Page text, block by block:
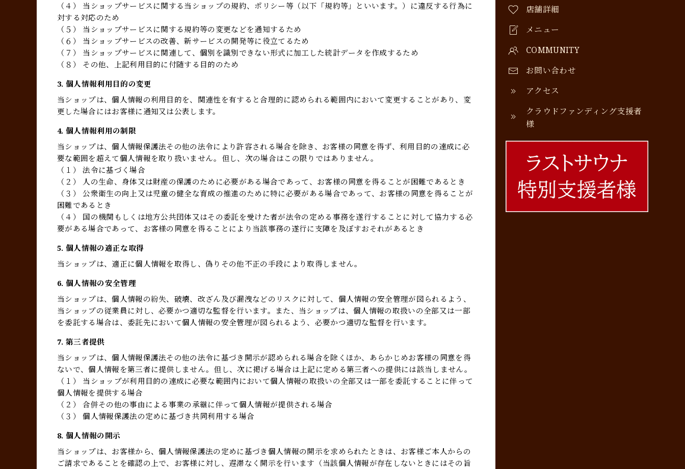
店舗詳細
メニュー
COMMUNITY
お問い合わせ
アクセス
クラウドファンディング支援者
様
（４） 当ショップサービスに関する当ショップの規約、ポリシー等（以下「規約等」といいます。）に違反する行為に
対する対応のため
（５） 当ショップサービスに関する規約等の変更などを通知するため
（６） 当ショップサービスの改善、新サービスの開発等に役立てるため
（７） 当ショップサービスに関連して、個別を識別できない形式に加工した統計データを作成するため
（８） その他、上記利用目的に付随する目的のため
3. 個人情報利用目的の変更
当ショップは、個人情報の利用目的を、関連性を有すると合理的に認められる範囲内において変更することがあり、変
更した場合にはお客様に通知又は公表します。
4. 個人情報利用の制限
当ショップは、個人情報保護法その他の法令により許容される場合を除き、お客様の同意を得ず、利用目的の達成に必
要な範囲を超えて個人情報を取り扱いません。但し、次の場合はこの限りではありません。
（１） 法令に基づく場合
（２） 人の生命、身体又は財産の保護のために必要がある場合であって、お客様の同意を得ることが困難であるとき
（３） 公衆衛生の向上又は児童の健全な育成の推進のために特に必要がある場合であって、お客様の同意を得ることが
困難であるとき
（４） 国の機関もしくは地方公共団体又はその委託を受けた者が法令の定める事務を遂行することに対して協力する必
要がある場合であって、お客様の同意を得ることにより当該事務の遂行に支障を及ぼすおそれがあるとき
5. 個人情報の適正な取得
当ショップは、適正に個人情報を取得し、偽りその他不正の手段により取得しません。
6. 個人情報の安全管理
当ショップは、個人情報の紛失、破壊、改ざん及び漏洩などのリスクに対して、個人情報の安全管理が図られるよう、
当ショップの従業員に対し、必要かつ適切な監督を行います。また、当ショップは、個人情報の取扱いの全部又は一部
を委託する場合は、委託先において個人情報の安全管理が図られるよう、必要かつ適切な監督を行います。
7. 第三者提供
当ショップは、個人情報保護法その他の法令に基づき開示が認められる場合を除くほか、あらかじめお客様の同意を得
ないで、個人情報を第三者に提供しません。但し、次に掲げる場合は上記に定める第三者への提供には該当しません。
（１） 当ショップが利用目的の達成に必要な範囲内において個人情報の取扱いの全部又は一部を委託することに伴って
個人情報を提供する場合
（２） 合併その他の事由による事業の承継に伴って個人情報が提供される場合
（３） 個人情報保護法の定めに基づき共同利用する場合
8. 個人情報の開示
当ショップは、お客様から、個人情報保護法の定めに基づき個人情報の開示を求められたときは、お客様ご本人からの
ご請求であることを確認の上で、お客様に対し、遅滞なく開示を行います（当該個人情報が存在しないときにはその旨